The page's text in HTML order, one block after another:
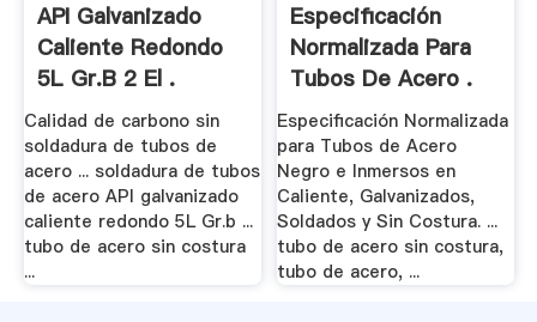
API Galvanizado
Caliente Redondo
5L Gr.b 2 El .
Calidad de carbono sin
soldadura de tubos de
acero ... soldadura de tubos
de acero API galvanizado
caliente redondo 5L Gr.b ...
tubo de acero sin costura
...
Especificación
Normalizada Para
Tubos De Acero .
Especificación Normalizada
para Tubos de Acero
Negro e Inmersos en
Caliente, Galvanizados,
Soldados y Sin Costura. ...
tubo de acero sin costura,
tubo de acero, ...